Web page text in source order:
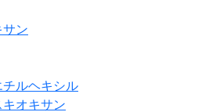
ン
ルヘキシル
オキサン